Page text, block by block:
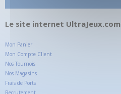
Le site internet UltraJeux.com
Mon Panier
Mon Compte Client
Nos Tournois
Nos Magasins
Frais de Ports
Recrutement